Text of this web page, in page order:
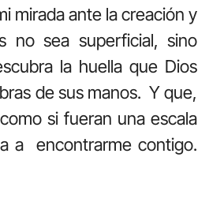
mirada ante la creación y
no sea superficial, sino
la huella que Dios
de sus manos. Y que,
si fueran una escala
a encontrarme contigo.